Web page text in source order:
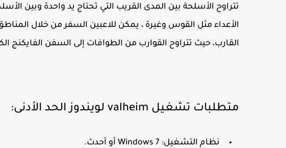
تتراوح الأسلحة بين المدى القريب التي تحتاج يد واحدة وبين
الأعداء مثل القوس وغيرة ، يمكن للاعبين السفر من خلال المناطق
القارب، حيث تتراوح القوارب من الطوافات إلى السفن الفايكنج
متطلبات تشغيل valheim لويندوز الحد الأدنى:
نظام التشغيل: Windows 7 أو أحدث.